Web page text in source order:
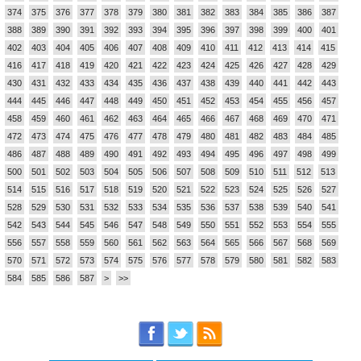
374 375 376 377 378 379 380 381 382 383 384 385 386
387
388
389 390 391 392 393 394 395 396 397 398 399 400
401
402
403 404 405 406 407 408 409 410 411 412 413 414
415
416
417 418 419 420 421 422 423 424 425 426 427 428
429
430
431 432 433 434 435 436 437 438 439 440 441 442
443
444
445 446 447 448 449 450 451 452 453 454 455 456
457
458
459 460 461 462 463 464 465 466 467 468 469 470
471
472
473 474 475 476 477 478 479 480 481 482 483 484
485
486
487 488 489 490 491 492 493 494 495 496 497 498
499
500
501 502 503 504 505 506 507 508 509 510 511 512
513
514
515 516 517 518 519 520 521 522 523 524 525 526
527
528
529 530 531 532 533 534 535 536 537 538 539 540
541
542
543 544 545 546 547 548 549 550 551 552 553 554
555
556
557 558 559 560 561 562 563 564 565 566 567 568
569
570
571 572 573 574 575 576 577 578 579 580 581 582
583
584
585 586 587 > >>